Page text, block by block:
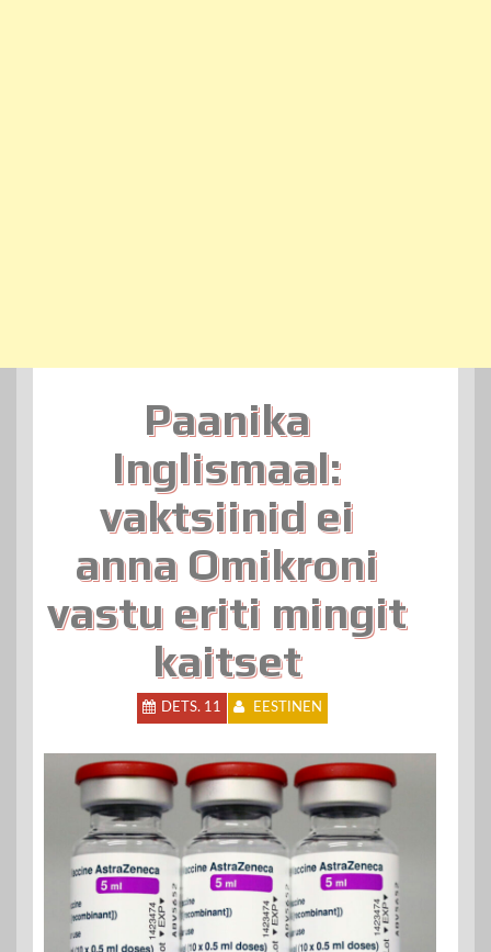
Paanika
Inglismaal:
vaktsiinid ei
anna Omikroni
vastu eriti mingit
kaitset
DETS. 11 EESTINEN